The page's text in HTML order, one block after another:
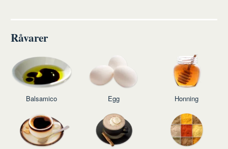
Råvarer
Balsamico Egg Honning